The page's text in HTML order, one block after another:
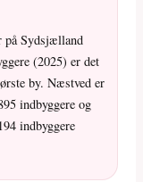
på Sydsjælland
(2025) er det
by. Næstved er
indbyggere og
indbyggere